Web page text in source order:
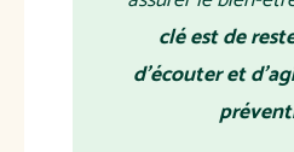
clé est de
d'écouter et